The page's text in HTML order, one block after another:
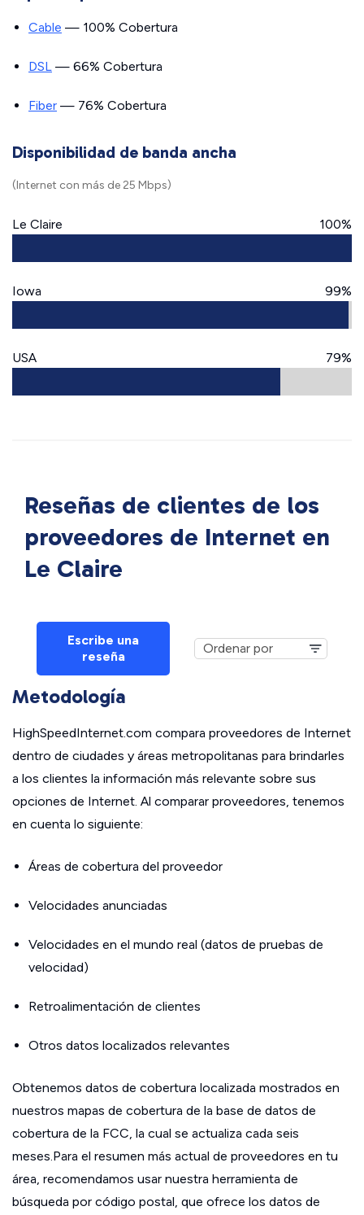
Cable — 100% Cobertura
DSL — 66% Cobertura
Fiber — 76% Cobertura
Disponibilidad de banda ancha
(Internet con más de 25 Mbps)
Le Claire 100%
Iowa 99%
USA 79%
Reseñas de clientes de los
proveedores de Internet en
Le Claire
Escribe una
reseña
Metodología
HighSpeedInternet.com compara proveedores de Internet
dentro de ciudades y áreas metropolitanas para brindarles
a los clientes la información más relevante sobre sus
opciones de Internet. Al comparar proveedores, tenemos
en cuenta lo siguiente:
Áreas de cobertura del proveedor
Velocidades anunciadas
Velocidades en el mundo real (datos de pruebas de
velocidad)
Retroalimentación de clientes
Otros datos localizados relevantes
Obtenemos datos de cobertura localizada mostrados en
nuestros mapas de cobertura de la base de datos de
cobertura de la FCC, la cual se actualiza cada seis
meses.Para el resumen más actual de proveedores en tu
área, recomendamos usar nuestra herramienta de
búsqueda por código postal, que ofrece los datos de